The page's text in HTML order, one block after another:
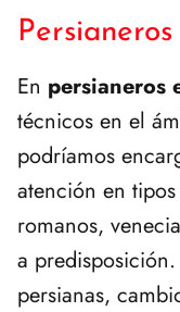
En persianeros
técnicos en el
podríamos
atención en
romanos,
a
persianas,